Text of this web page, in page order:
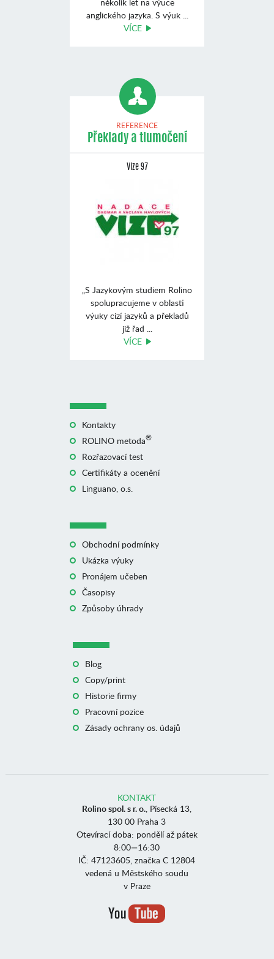
anglického jazyka. S výuk ...
VÍCE
REFERENCE
Překlady a tlumočení
Vize 97
„S Jazykovým studiem Rolino
spolupracujeme v oblasti
výuky cizí jazyků a překladů
již řad ...
VÍCE
Kontakty
ROLINO metoda®
Rozřazovací test
Certifikáty a ocenění
Linguano, o.s.
Obchodní podmínky
Ukázka výuky
Pronájem učeben
Časopisy
Způsoby úhrady
Blog
Copy/print
Historie firmy
Pracovní pozice
Zásady ochrany os. údajů
KONTAKT
Rolino spol. s r. o., Písecká 13,
130 00 Praha 3
Otevírací doba: pondělí až pátek
8:00—16:30
IČ: 47123605, značka C 12804
vedená u Městského soudu
v Praze